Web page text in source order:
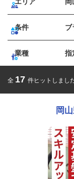
条件 ブ
業種 指
全 17 件ヒットしまし
岡